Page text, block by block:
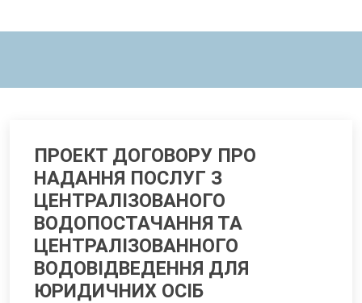
ПРОЕКТ ДОГОВОРУ ПРО
НАДАННЯ ПОСЛУГ З
ЦЕНТРАЛІЗОВАНОГО
ВОДОПОСТАЧАННЯ ТА
ЦЕНТРАЛІЗОВАННОГО
ВОДОВІДВЕДЕННЯ ДЛЯ
ЮРИДИЧНИХ ОСІБ